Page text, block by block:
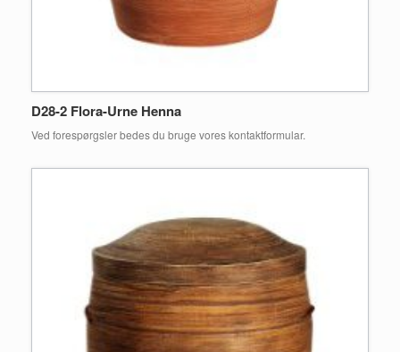
D28-2 Flora-Urne Henna
Ved forespørgsler bedes du bruge vores kontaktformular.